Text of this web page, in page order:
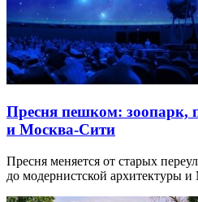
Пресня пешком: зоопарк,
и Москва-Сити
Пресня меняется от старых
до модернистской архитектуры